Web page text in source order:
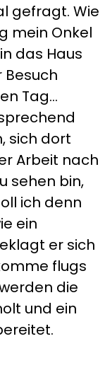
gefragt. Wie
mein Onkel
das Haus
Besuch
Tag…
sich dort
Arbeit nach
sehen bin,
ich denn
ein
er sich
flugs
die
und ein